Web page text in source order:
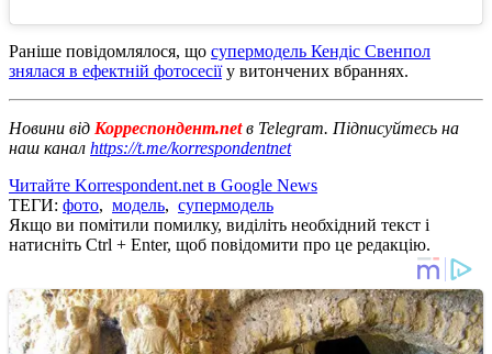
Раніше повідомлялося, що супермодель Кендіс Свенпол
знялася в ефектній фотосесіїу витончених вбраннях.
Новини від Корреспондент.netв Telegram. Підписуйтесь на
наш канал https://t.me/korrespondentnet
Читайте Korrespondent.net в Google News
ТЕГИ: фото, модель, супермодель
Якщо ви помітили помилку, виділіть необхідний текст і
натисніть Ctrl + Enter, щоб повідомити про це редакцію.